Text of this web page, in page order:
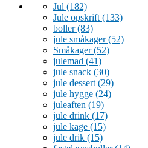
Jul (182)
Jule opskrift (133)
boller(83)
jule småkager(52)
Småkager(52)
julemad (41)
jule snack (30)
jule dessert (29)
jule hygge (24)
juleaften (19)
jule drink (17)
jule kage (15)
jule drik (15)